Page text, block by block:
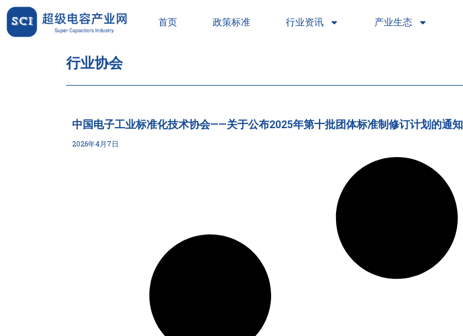
首页 政策标准 行业资讯 产业生态
行业协会
中国电子工业标准化技术协会——关于公布2025年第十批团体标准制修订计划的通知
2026年4月7日